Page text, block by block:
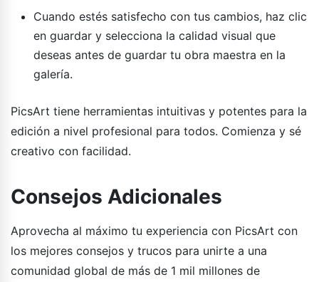
Cuando estés satisfecho con tus cambios, haz clic
en guardar y selecciona la calidad visual que
deseas antes de guardar tu obra maestra en la
galería.
PicsArt tiene herramientas intuitivas y potentes para la
edición a nivel profesional para todos. Comienza y sé
creativo con facilidad.
Consejos Adicionales
Aprovecha al máximo tu experiencia con PicsArt con
los mejores consejos y trucos para unirte a una
comunidad global de más de 1 mil millones de